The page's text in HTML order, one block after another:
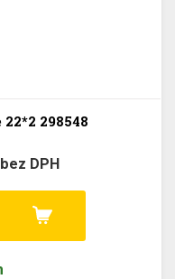
298548
bez DPH